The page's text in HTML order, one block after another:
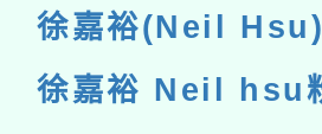
徐嘉裕(Neil
徐嘉裕 Neil hsu